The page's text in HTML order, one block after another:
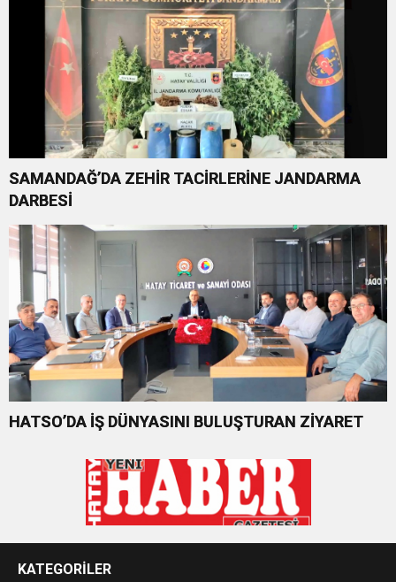
SAMANDAĞ’DA ZEHİR TACİRLERİNE JANDARMA
DARBESİ
HATSO’DA İŞ DÜNYASINI BULUŞTURAN ZİYARET
KATEGORİLER